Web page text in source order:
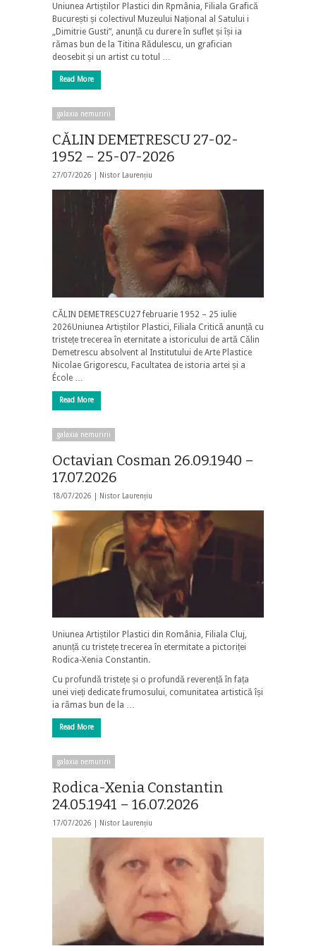
Uniunea Artiștilor Plastici din Rpmânia, Filiala Grafică
București și colectivul Muzeului Național al Satului i
„Dimitrie Gusti”, anunță cu durere în suflet și își ia
rămas bun de la Titina Rădulescu, un grafician
deosebit și un artist cu totul …
Read More
galaxia nemuririi
CĂLIN DEMETRESCU 27-02-
1952 – 25-07-2026
27/07/2026 | Nistor Laurențiu
CĂLIN DEMETRESCU27 februarie 1952 – 25 iulie
2026Uniunea Artiștilor Plastici, Filiala Critică anunță cu
tristețe trecerea în eternitate a istoricului de artă Călin
Demetrescu absolvent al Institutului de Arte Plastice
Nicolae Grigorescu, Facultatea de istoria artei și a
École …
Read More
galaxia nemuririi
Octavian Cosman 26.09.1940 –
17.07.2026
18/07/2026 | Nistor Laurențiu
Uniunea Artiștilor Plastici din România, Filiala Cluj,
anunță cu tristețe trecerea în etermitate a pictoriței
Rodica-Xenia Constantin.
Cu profundă tristețe și o profundă reverență în fața
unei vieți dedicate frumosului, comunitatea artistică își
ia rămas bun de la …
Read More
galaxia nemuririi
Rodica-Xenia Constantin
24.05.1941 – 16.07.2026
17/07/2026 | Nistor Laurențiu